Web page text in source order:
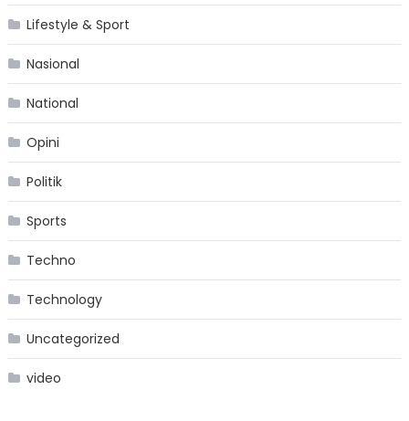
Lifestyle & Sport
Nasional
National
Opini
Politik
Sports
Techno
Technology
Uncategorized
video